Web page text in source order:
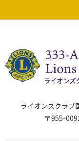
ライオンズクラブ
〒955-